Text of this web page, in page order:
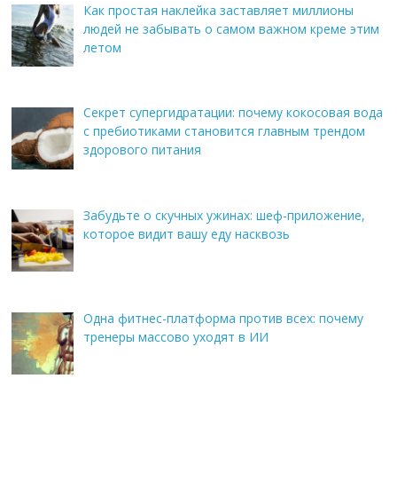
Как простая наклейка заставляет миллионы
людей не забывать о самом важном креме этим
летом
Секрет супергидратации: почему кокосовая вода
с пребиотиками становится главным трендом
здорового питания
Забудьте о скучных ужинах: шеф-приложение,
которое видит вашу еду насквозь
Одна фитнес-платформа против всех: почему
тренеры массово уходят в ИИ